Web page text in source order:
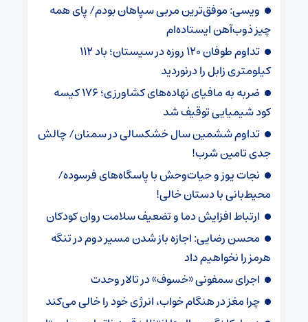
ویسی: موفق‌ترین مربی سپاهان بودم/ پای همه
چیز ذوب‌آهن ایستاده‌ام
تداوم طوفان 120 روزه در سیستان؛ باد 112
کیلومتری ‌زابل را درنوردید
ضربه ‌به مافیای نهاده‌های کشاورزی؛ 176 کیسه
کود شیمیایی توقیف شد
تداوم ششمین سال خشکسالی در سمنان/ چالش‌
جدی‌ تامین شرب!
نجات یوز و حیات‌وحش با پاسگاه‌های فرسوده/
‌محیط‌بانی با دستان خالی!
ارتباط افزایش دما و تضعیف سلامت روان کودکان
محسن رضایی: اجازه باز شدن مسیر دوم در تنگه
هرمز را نخواهیم داد
اجرای سمفونی «خسوف» در تالار وحدت
چرا مغز در هنگام خواب، انرژی خود را خالی می‌کند